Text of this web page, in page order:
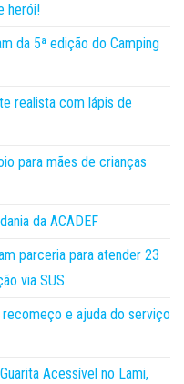
herói!
da 5ª edição do Camping
realista com lápis de
para mães de crianças
da ACADEF
parceria para atender 23
via SUS
e ajuda do serviço
Acessível no Lami,